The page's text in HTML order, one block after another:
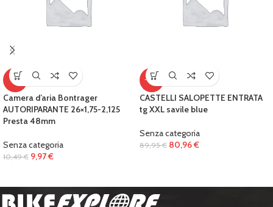
-5%
Camera d’aria Bontrager
AUTORIPARANTE 26×1,75-2,125
Presta 48mm
Senza categoria
10,49€ 9,97€
-10%
CASTELLI SALOPETTE ENTRATA
tg XXL savile blue
Senza categoria
89,95€ 80,96€